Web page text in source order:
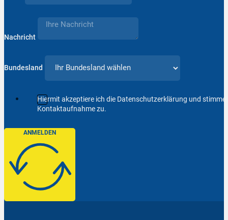
Nachricht
Bundesland
Hiermit akzeptiere ich die Datenschutzerklärung und
Kontaktaufnahme zu.
ANMELDEN